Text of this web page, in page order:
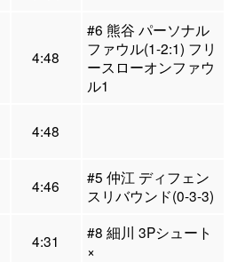
4:48
#6 熊谷 パーソナル
ファウル(1-2:1) フリ
ースローオンファウ
ル1
4:48
4:46
#5 仲江 ディフェン
スリバウンド(0-3-3)
4:31
#8 細川 3Pシュート
×